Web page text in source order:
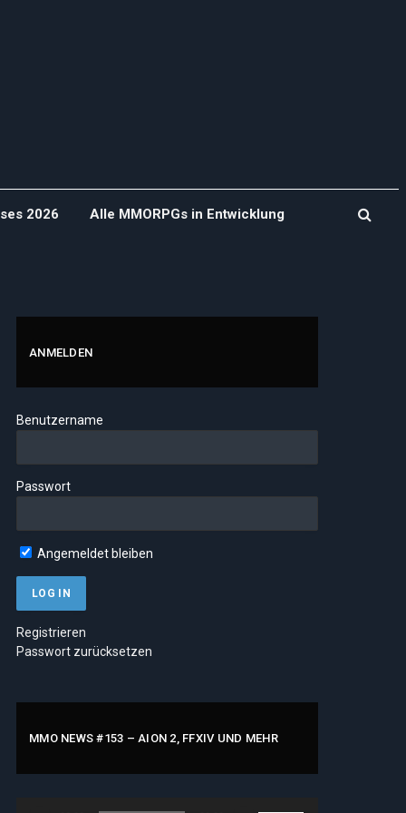
2026 Alle MMORPGs in Entwicklung
ANMELDEN
Benutzername
Passwort
Angemeldet bleiben
Registrieren
Passwort zurücksetzen
MMO NEWS #153 – AION 2, FFXIV UND MEHR